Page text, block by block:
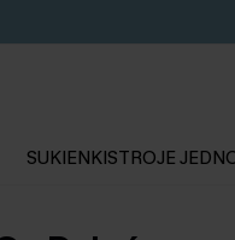
SUKIENKISTROJE